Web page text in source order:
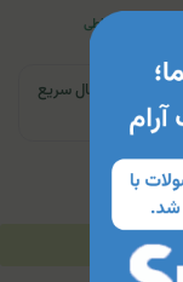
پرداخت اقساطی
تا ۲۴ ساعت | سایر نقاط ایران: ارسال سریع
جدول محتویات